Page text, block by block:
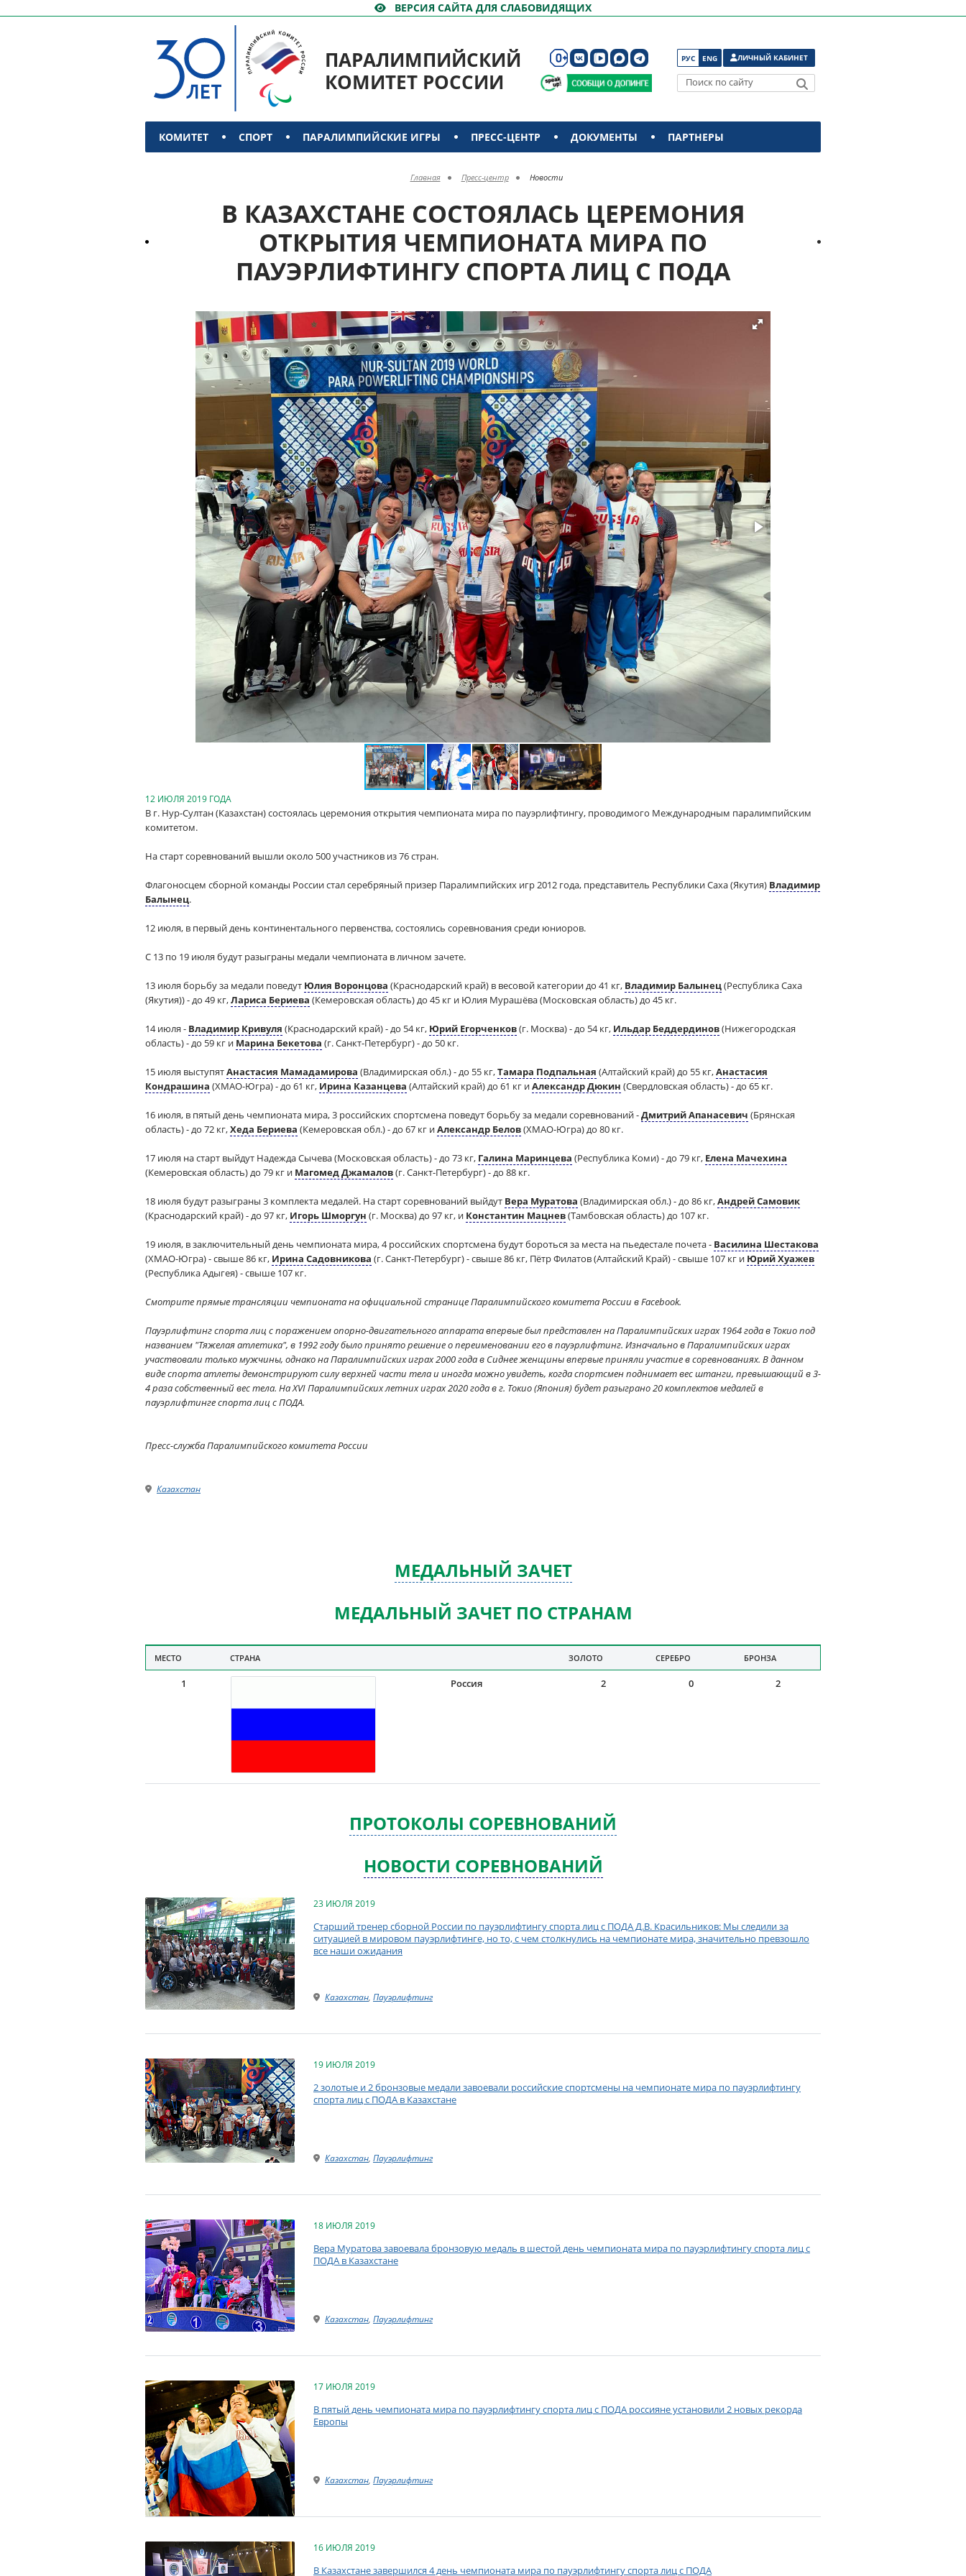
ВЕРСИЯ САЙТА ДЛЯ СЛАБОВИДЯЩИХ
ПАРАЛИМПИЙСКИЙ
КОМИТЕТ РОССИИ
РУС ENG ЛИЧНЫЙ КАБИНЕТ
Поиск по сайту
КОМИТЕТ СПОРТ ПАРАЛИМПИЙСКИЕ ИГРЫ ПРЕСС-ЦЕНТР ДОКУМЕНТЫ ПАРТНЕРЫ
Главная Пресс-центр Новости
В КАЗАХСТАНЕ СОСТОЯЛАСЬ ЦЕРЕМОНИЯ
ОТКРЫТИЯ ЧЕМПИОНАТА МИРА ПО
ПАУЭРЛИФТИНГУ СПОРТА ЛИЦ С ПОДА
12 ИЮЛЯ 2019 ГОДА
В г. Нур-Султан (Казахстан) состоялась церемония открытия чемпионата мира по пауэрлифтингу, проводимого Международным паралимпийским
комитетом.
На старт соревнований вышли около 500 участников из 76 стран.
Флагоносцем сборной команды России стал серебряный призер Паралимпийских игр 2012 года, представитель Республики Саха (Якутия) Владимир
Балынец.
12 июля, в первый день континентального первенства, состоялись соревнования среди юниоров.
С 13 по 19 июля будут разыграны медали чемпионата в личном зачете.
13 июля борьбу за медали поведут Юлия Воронцова (Краснодарский край) в весовой категории до 41 кг, Владимир Балынец(Республика Саха
(Якутия)) - до 49 кг,Лариса Бериева (Кемеровская область) до 45 кг и Юлия Мурашёва (Московская область) до 45 кг.
14 июля - Владимир Кривуля (Краснодарский край) - до 54 кг, Юрий Егорченков(г. Москва) - до 54 кг, Ильдар Беддердинов(Нижегородская
область) - до 59 кг и Марина Бекетова (г. Санкт-Петербург) - до 50 кг.
15 июля выступятАнастасия Мамадамирова (Владимирская обл.) - до 55 кг,Тамара Подпальная (Алтайский край) до 55 кг,Анастасия
Кондрашина (ХМАО-Югра) - до 61 кг, Ирина Казанцева (Алтайский край) до 61 кг иАлександр Дюкин (Свердловская область) - до 65 кг.
16 июля, в пятый день чемпионата мира, 3 российских спортсмена поведут борьбу за медали соревнований -Дмитрий Апанасевич (Брянская
область) - до 72 кг,Хеда Бериева (Кемеровская обл.) - до 67 кг иАлександр Белов(ХМАО-Югра) до 80 кг.
17 июля на старт выйдут Надежда Сычева (Московская область) - до 73 кг, Галина Маринцева (Республика Коми) - до 79 кг, Елена Мачехина
(Кемеровская область) до 79 кг и Магомед Джамалов(г. Санкт-Петербург) - до 88 кг.
18 июля будут разыграны 3 комплекта медалей. На старт соревнований выйдут Вера Муратова (Владимирская обл.) - до 86 кг,Андрей Самовик
(Краснодарский край) - до 97 кг, Игорь Шморгун (г. Москва) до 97 кг, и Константин Мацнев(Тамбовская область) до 107 кг.
19 июля, в заключительный день чемпионата мира, 4 российских спортсмена будут бороться за места на пьедестале почета - Василина Шестакова
(ХМАО-Югра) - свыше 86 кг, Ирина Садовникова (г. Санкт-Петербург) - свыше 86 кг, Пётр Филатов (Алтайский Край) - свыше 107 кг и Юрий Хуажев
(Республика Адыгея) - свыше 107 кг.
Смотрите прямые трансляции чемпионата на официальной странице Паралимпийского комитета России в Facebook.
Пауэрлифтинг спорта лиц с поражением опорно-двигательного аппарата впервые был представлен на Паралимпийских играх 1964 года в Токио под
названием "Тяжелая атлетика", в 1992 году было принято решение о переименовании его в пауэрлифтинг. Изначально в Паралимпийских играх
участвовали только мужчины, однако на Паралимпийских играх 2000 года в Сиднее женщины впервые приняли участие в соревнованиях. В данном
виде спорта атлеты демонстрируют силу верхней части тела и иногда можно увидеть, когда спортсмен поднимает вес штанги, превышающий в 3-
4 раза собственный вес тела. На XVI Паралимпийских летних играх 2020 года в г. Токио (Япония) будет разыграно 20 комплектов медалей в
пауэрлифтинге спорта лиц с ПОДА.
Пресс-служба Паралимпийского комитета России
Казахстан
МЕДАЛЬНЫЙ ЗАЧЕТ
МЕДАЛЬНЫЙ ЗАЧЕТ ПО СТРАНАМ
МЕСТО СТРАНА ЗОЛОТО СЕРЕБРО БРОНЗА
1 Россия 2 0 2
ПРОТОКОЛЫ СОРЕВНОВАНИЙ
НОВОСТИ СОРЕВНОВАНИЙ
23 ИЮЛЯ 2019
Старший тренер сборной России по пауэрлифтингу спорта лиц с ПОДА Д.В. Красильников: Мы следили за
ситуацией в мировом пауэрлифтинге, но то, с чем столкнулись на чемпионате мира, значительно превзошло
все наши ожидания
Казахстан, Пауэрлифтинг
19 ИЮЛЯ 2019
2 золотые и 2 бронзовые медали завоевали российские спортсмены на чемпионате мира по пауэрлифтингу
спорта лиц с ПОДА в Казахстане
Казахстан, Пауэрлифтинг
18 ИЮЛЯ 2019
Вера Муратова завоевала бронзовую медаль в шестой день чемпионата мира по пауэрлифтингу спорта лиц с
ПОДА в Казахстане
Казахстан, Пауэрлифтинг
17 ИЮЛЯ 2019
В пятый день чемпионата мира по пауэрлифтингу спорта лиц с ПОДА россияне установили 2 новых рекорда
Европы
Казахстан, Пауэрлифтинг
16 ИЮЛЯ 2019
В Казахстане завершился 4 день чемпионата мира по пауэрлифтингу спорта лиц с ПОДА